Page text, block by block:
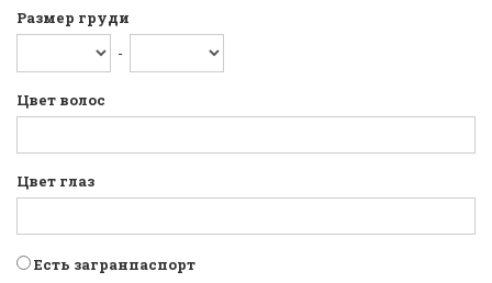
Размер груди
-
Цвет волос
Цвет глаз
Есть загранпаспорт